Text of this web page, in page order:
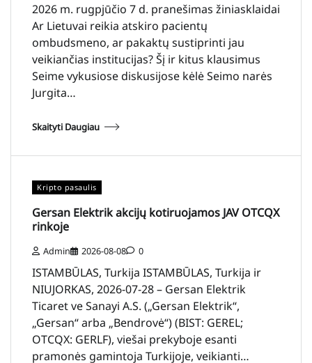
2026 m. rugpjūčio 7 d. pranešimas žiniasklaidai
Ar Lietuvai reikia atskiro pacientų
ombudsmeno, ar pakaktų sustiprinti jau
veikiančias institucijas? Šį ir kitus klausimus
Seime vykusiose diskusijose kėlė Seimo narės
Jurgita…
Skaityti Daugiau
Kripto pasaulis
Gersan Elektrik akcijų kotiruojamos JAV OTCQX
rinkoje
Admin 2026-08-08 0
ISTAMBŪLAS, Turkija ISTAMBŪLAS, Turkija ir
NIUJORKAS, 2026-07-28 – Gersan Elektrik
Ticaret ve Sanayi A.S. („Gersan Elektrik“,
„Gersan“ arba „Bendrovė“) (BIST: GEREL;
OTCQX: GERLF), viešai prekyboje esanti
pramonės gamintoja Turkijoje, veikianti…